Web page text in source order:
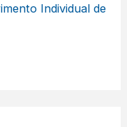
Individual de